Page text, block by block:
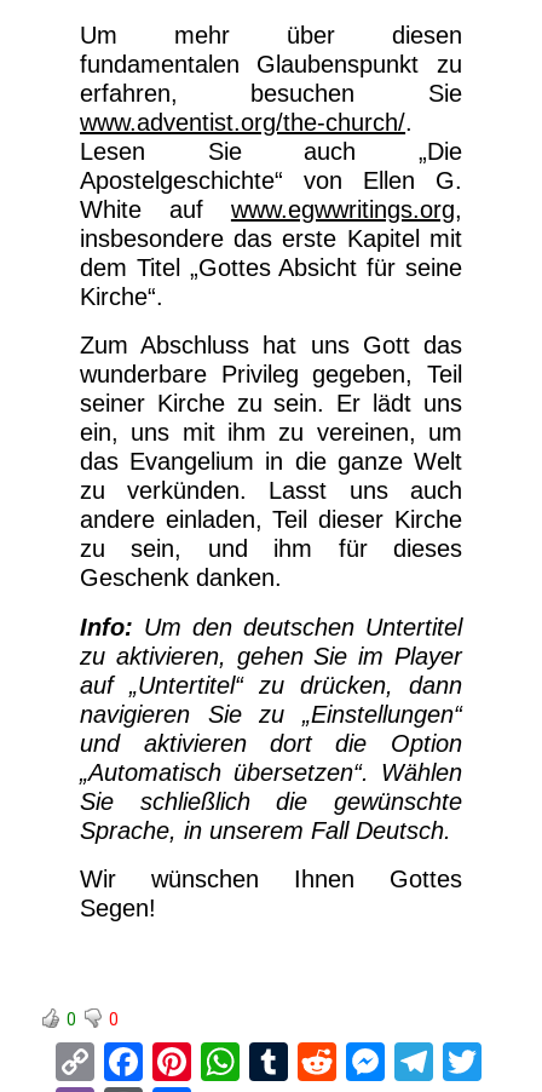
Um mehr über diesen
fundamentalen Glaubenspunkt zu
erfahren, besuchen Sie
www.adventist.org/the-church/.
Lesen Sie auch „Die
Apostelgeschichte“ von Ellen G.
White auf www.egwwritings.org,
insbesondere das erste Kapitel mit
dem Titel „Gottes Absicht für seine
Kirche“.
Zum Abschluss hat uns Gott das
wunderbare Privileg gegeben, Teil
seiner Kirche zu sein. Er lädt uns
ein, uns mit ihm zu vereinen, um
das Evangelium in die ganze Welt
zu verkünden. Lasst uns auch
andere einladen, Teil dieser Kirche
zu sein, und ihm für dieses
Geschenk danken.
Info: Um den deutschen Untertitel
zu aktivieren, gehen Sie im Player
auf „Untertitel“ zu drücken, dann
navigieren Sie zu „Einstellungen“
und aktivieren dort die Option
„Automatisch übersetzen“. Wählen
Sie schließlich die gewünschte
Sprache, in unserem Fall Deutsch.
Wir wünschen Ihnen Gottes
Segen!
0 0
C
F
Pi W T
R
M T